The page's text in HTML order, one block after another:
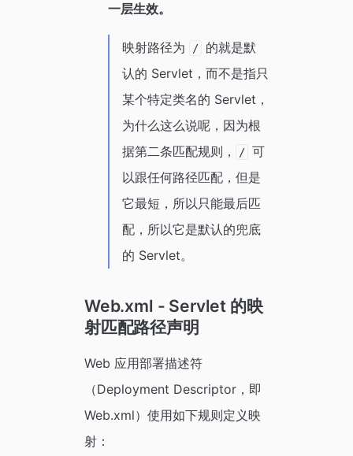
一层生效。
映射路径为 /
的就是默
认的 Servlet，而不是指只
某个特定类名的 Servlet，
为什么这么说呢，因为根
据第二条匹配规则，
/ 可
以跟任何路径匹配，但是
它最短，所以只能最后匹
配，所以它是默认的兜底
的 Servlet。
Web.xml - Servlet 的映
射匹配路径声明
Web 应用部署描述符
（Deployment Descriptor，即
Web.xml）使用如下规则定义映
射：